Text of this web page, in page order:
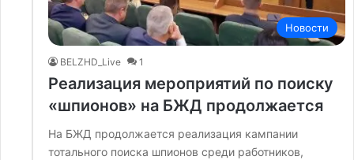
Новости
BELZHD_Live 1
Реализация мероприятий по поиску
«шпионов» на БЖД продолжается
На БЖД продолжается реализация кампании
тотального поиска шпионов среди работников,